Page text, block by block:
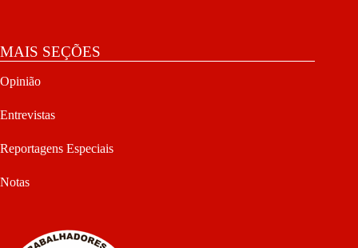
MAIS SEÇÕES
Opinião
Entrevistas
Reportagens Especiais
Notas